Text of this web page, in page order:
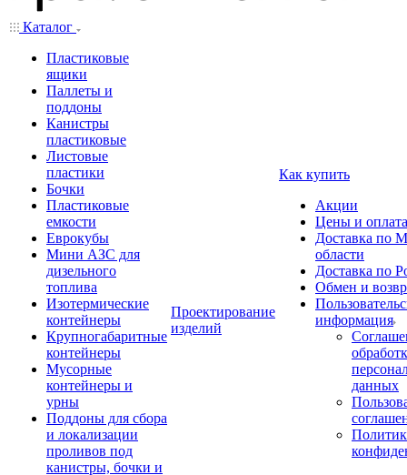
Каталог
Пластиковые
ящики
Паллеты и
поддоны
Канистры
пластиковые
Листовые
пластики
Бочки
Пластиковые
емкости
Еврокубы
Мини АЗС для
дизельного
топлива
Изотермические
контейнеры
Крупногабаритные
контейнеры
Мусорные
контейнеры и
урны
Поддоны для сбора
и локализации
проливов под
канистры, бочки и
Проектирование
изделий
Как купить
Акции
Цены и оплата
Доставка по
области
Доставка по
Обмен и
информация
данных